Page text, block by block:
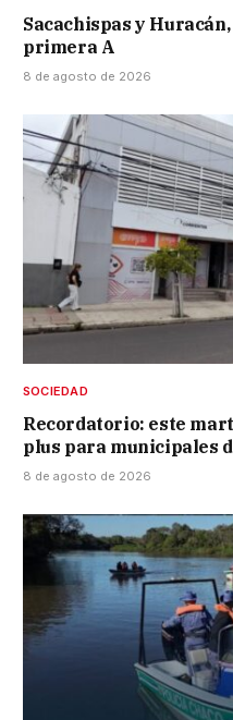
Sacachispas y
primera A
8 de agosto de 2026
SOCIEDAD
Recordatorio: este
plus para municipales
8 de agosto de 2026